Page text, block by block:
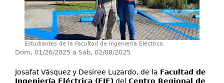
Estudiantes de la Facultad de Ingeniería Eléctrica.
Dom, 01/26/2025 a Sáb, 02/08/2025
Josafat Vásquez y Desiree Luzardo, de la Facultad de
Ingeniería Eléctrica (FIE) del Centro Regional de